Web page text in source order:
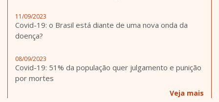
11/09/2023
Covid-19: o Brasil está diante de uma nova onda da
doença?
08/09/2023
Covid-19: 51% da população quer julgamento e punição
por mortes
Veja mais